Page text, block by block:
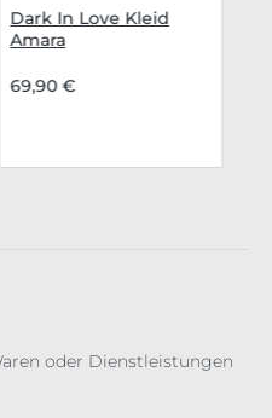
Dark In Love Kleid
Amara
69,90 €
oder Dienstleistungen